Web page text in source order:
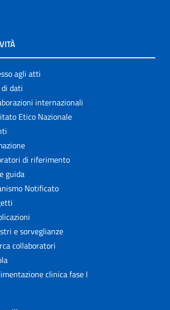
agli atti
dati
internazionali
Etico Nazionale
di riferimento
guida
Notificato
e sorveglianze
collaboratori
clinica fase I